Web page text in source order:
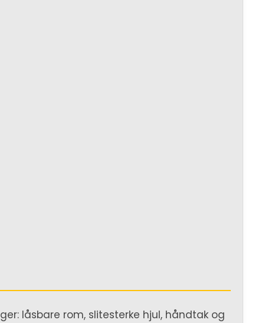
låsbare rom, slitesterke hjul, håndtak og